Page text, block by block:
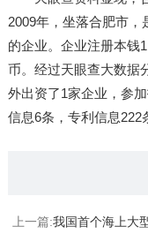
2009年，坐落合肥市
的企业。企业注册本钱
币。经过天眼查大数据
外出资了1家企业，参
信息6条，专利信息222
上一篇:我国首个海上大